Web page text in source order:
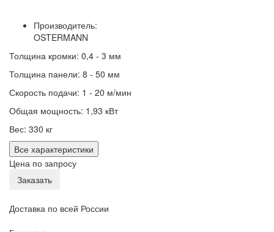
Производитель:
OSTERMANN
Толщина кромки: 0,4 - 3 мм
Толщина панели: 8 - 50 мм
Скорость подачи: 1 - 20 м/мин
Общая мощность: 1,93 кВт
Вес: 330 кг
Все характеристики
Цена по запросу
Заказать
Доставка по всей России